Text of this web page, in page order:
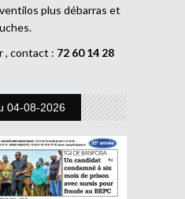
plus débarras et
, contact : 72 60 14 28
04-08-2026